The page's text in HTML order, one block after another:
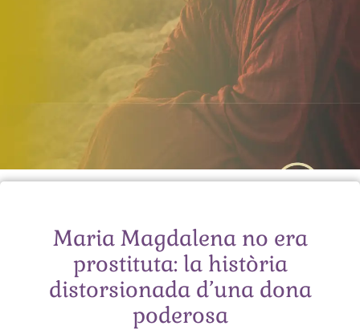
Maria Magdalena no era
prostituta: la història
distorsionada d’una dona
poderosa